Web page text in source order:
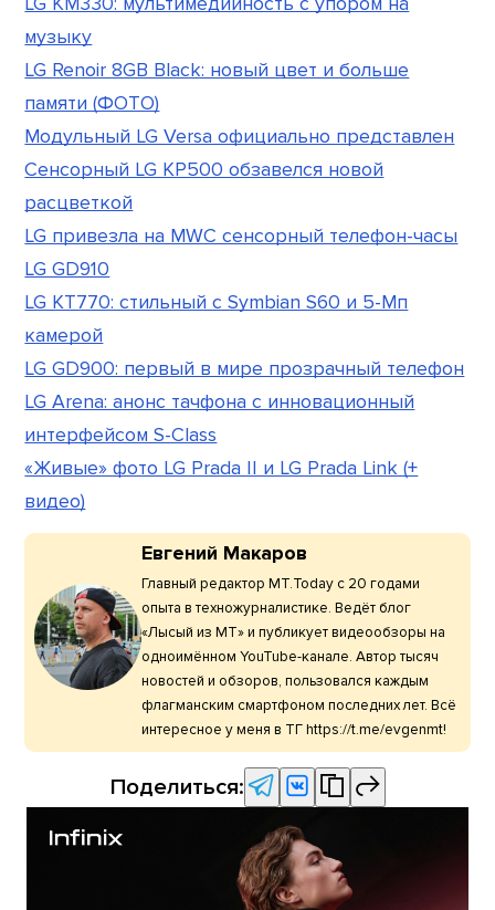
музыку
LG Renoir 8GB Black: новый цвет и больше
памяти (ФОТО)
Модульный LG Versa официально представлен
Сенсорный LG KP500 обзавелся новой
расцветкой
LG привезла на MWC сенсорный телефон-часы
LG GD910
LG KT770: стильный с Symbian S60 и 5-Мп
камерой
LG GD900: первый в мире прозрачный телефон
LG Arena: анонс тачфона с инновационный
интерфейсом S-Class
«Живые» фото LG Prada II и LG Prada Link (+
видео)
Евгений Макаров
Главный редактор МТ.Today с 20 годами
опыта в техножурналистике. Ведёт блог
«Лысый из МТ» и публикует видеообзоры на
одноимённом YouTube-канале. Автор тысяч
новостей и обзоров, пользовался каждым
флагманским смартфоном последних лет. Всё
интересное у меня в ТГ https://t.me/evgenmt!
Поделиться: